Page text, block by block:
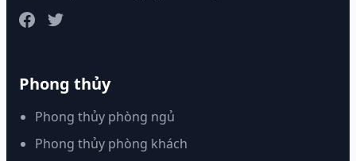
Phong thủy
Phong thủy phòng ngủ
Phong thủy phòng khách